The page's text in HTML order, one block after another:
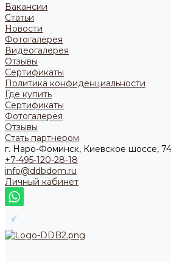
Вакансии
Статьи
Новости
Фотогалерея
Видеогалерея
Отзывы
Сертификаты
Политика конфиденциальности
Где купить
Сертификаты
Фотогалерея
Отзывы
Стать партнером
г. Наро-Фоминск, Киевское шоссе,
+7-495-120-28-18
info@ddbdom.ru
Личный кабинет